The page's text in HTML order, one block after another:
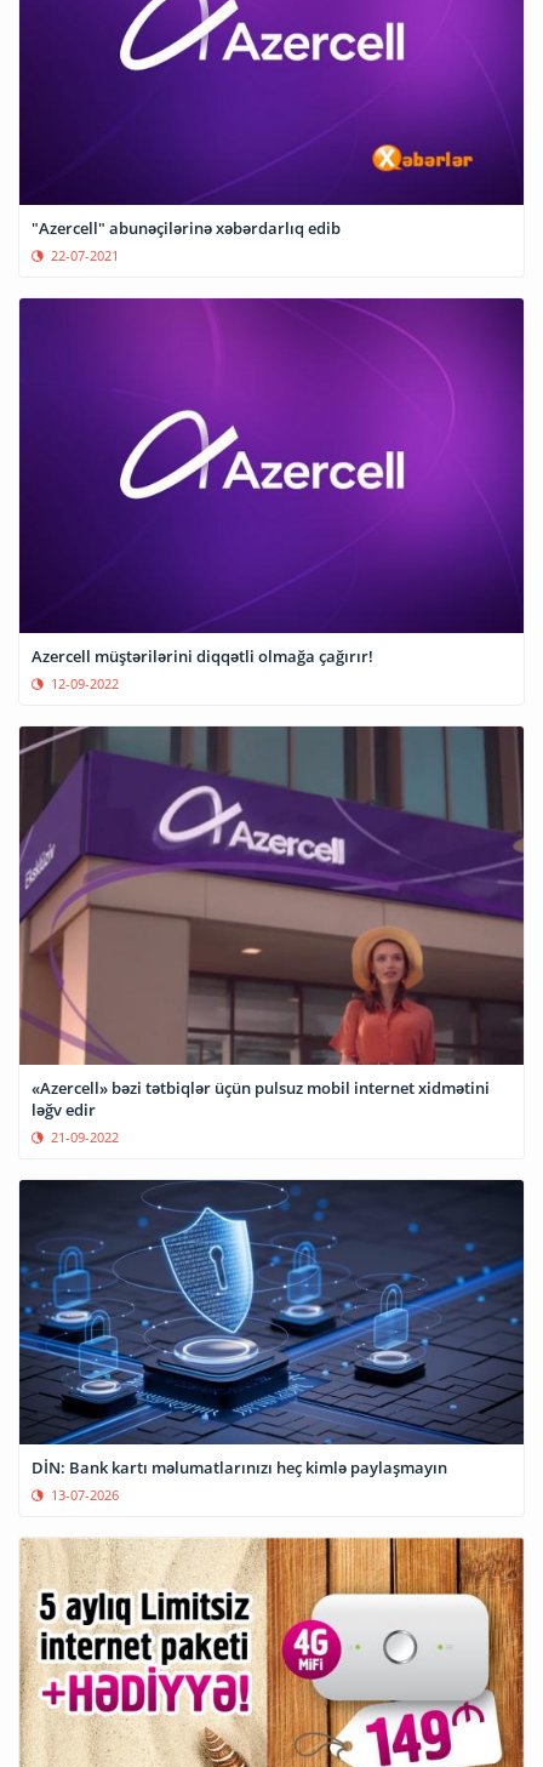
"Azercell" abunəçilərinə xəbərdarlıq edib
22-07-2021
Azercell müştərilərini diqqətli olmağa çağırır!
12-09-2022
«Azercell» bəzi tətbiqlər üçün pulsuz mobil internet xidmətini
ləğv edir
21-09-2022
DİN: Bank kartı məlumatlarınızı heç kimlə paylaşmayın
13-07-2026